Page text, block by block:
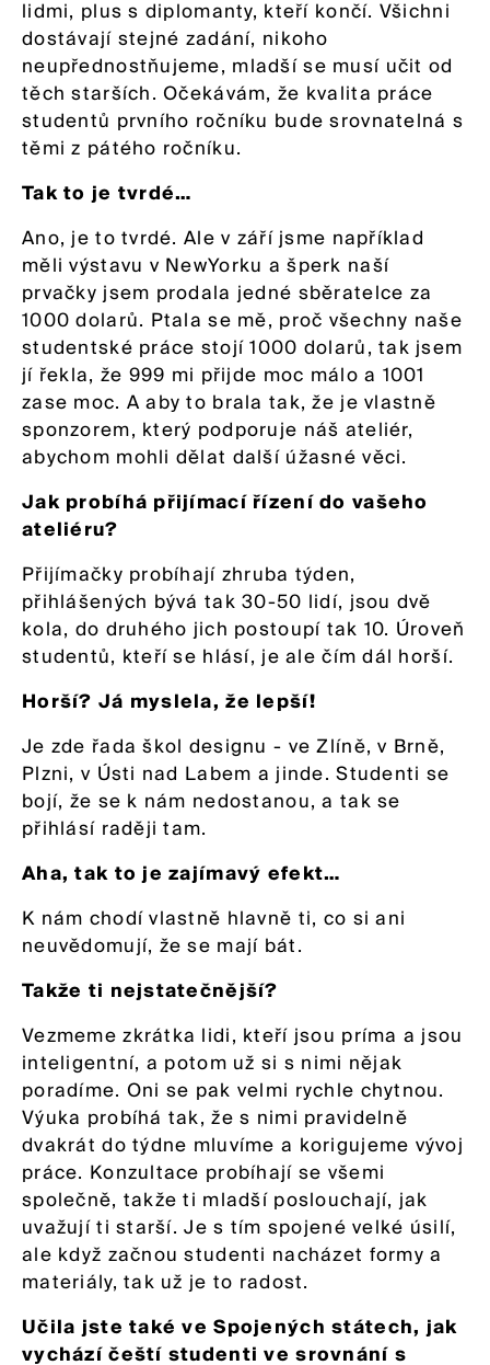
lidmi, plus s diplomanty, kteří končí. Všichni
dostávají stejné zadání, nikoho
neupřednostňujeme, mladší se musí učit od
těch starších. Očekávám, že kvalita práce
studentů prvního ročníku bude srovnatelná s
těmi z pátého ročníku.
Tak to je tvrdé…
Ano, je to tvrdé. Ale v září jsme například
měli výstavu v NewYorku a šperk naší
prvačky jsem prodala jedné sběratelce za
1000 dolarů. Ptala se mě, proč všechny naše
studentské práce stojí 1000 dolarů, tak jsem
jí řekla, že 999 mi přijde moc málo a 1001
zase moc. A aby to brala tak, že je vlastně
sponzorem, který podporuje náš ateliér,
abychom mohli dělat další úžasné věci.
Jak probíhá přijímací řízení do vašeho
ateliéru?
Přijímačky probíhají zhruba týden,
přihlášených bývá tak 30-50 lidí, jsou dvě
kola, do druhého jich postoupí tak 10. Úroveň
studentů, kteří se hlásí, je ale čím dál horší.
Horší? Já myslela, že lepší!
Je zde řada škol designu - ve Zlíně, v Brně,
Plzni, v Ústi nad Labem a jinde. Studenti se
bojí, že se k nám nedostanou, a tak se
přihlásí raději tam.
Aha, tak to je zajímavý efekt…
K nám chodí vlastně hlavně ti, co si ani
neuvědomují, že se mají bát.
Takže ti nejstatečnější?
Vezmeme zkrátka lidi, kteří jsou príma a jsou
inteligentní, a potom už si s nimi nějak
poradíme. Oni se pak velmi rychle chytnou.
Výuka probíhá tak, že s nimi pravidelně
dvakrát do týdne mluvíme a korigujeme vývoj
práce. Konzultace probíhají se všemi
společně, takže ti mladší poslouchají, jak
uvažují ti starší. Je s tím spojené velké úsilí,
ale když začnou studenti nacházet formy a
materiály, tak už je to radost.
Učila jste také ve Spojených státech, jak
vychází čeští studenti ve srovnání s